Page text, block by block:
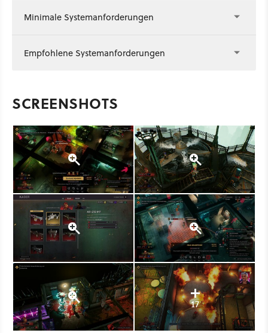
Minimale Systemanforderungen
Empfohlene Systemanforderungen
SCREENSHOTS
17